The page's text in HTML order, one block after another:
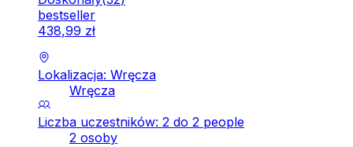
bestseller
438,99 zł
Lokalizacja: Wręcza
Wręcza
Liczba uczestników: 2 do 2 people
2 osoby